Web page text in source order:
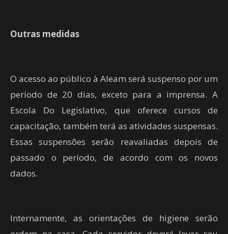
Outras medidas
O acesso ao público à Aleam será suspenso por um
período de 20 dias, exceto para a imprensa. A
Escola Do Legislativo, que oferece cursos de
capacitação, também terá as atividades suspensas.
Essas suspensões serão reavaliadas depois de
passado o período, de acordo com os novos
dados.
Internamente, as orientações de higiene serão